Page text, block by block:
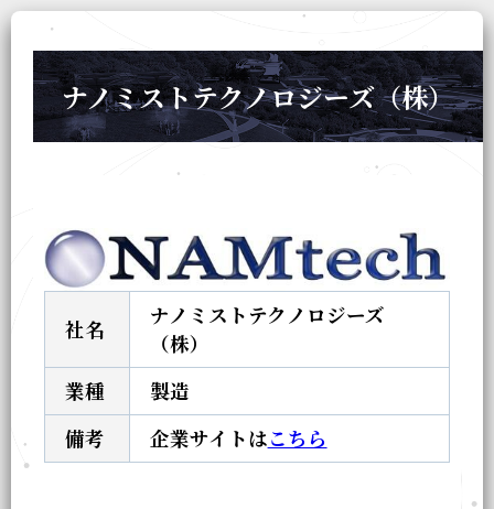
ナノミストテクノロジーズ（株）
社名
ナノミストテクノロジーズ
（株）
業種
製造
備考
企業サイトはこちら